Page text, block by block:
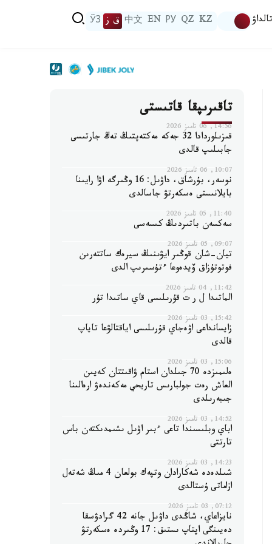
تالداۋ KZ
QZ
РУ
EN
中文 ق ز ЎЗ
تاقىرىپقا قاتىستى
14:56, 06 تامىز 2026
قىزىلوردادا 32 جەكە مەكتەپتىڭ تەڭ جارتىسى
جابىلىپ قالدى
10:07, 06 تامىز 2026
نوسەر، بۇرشاق، داۋىل: 16 وڭىرگە اۋا رايىنا
بايلانىستى ەسكەرتۋ جاسالدى
11:40, 05 تامىز 2026
سەكسەن باتىردىڭ كىسەسى
09:07, 05 تامىز 2026
تيان-شان قوڭىر ايۋىنىڭ سيرەك ساتتەرىن
فوتوتۇزاق ۆيدەوعا ءتۇسىرىپ الدى
11:42, 04 تامىز 2026
الماتىدا ل ر ت قۇرىلىسى قاي ساتىدا تۇر
15:42, 03 تامىز 2026
زايسانداعى اۋەجاي قۇرىلىسى اياقتالۋعا تاياپ
قالدى
15:06, 03 تامىز 2026
ەلىمىزدە 70 جىلدان استام ۋاقىتتان كەيىن
العاش رەت جولبارىس تاريحي مەكەندەۋ ارەالىنا
جىبەرىلدى
14:52, 03 تامىز 2026
اباي وبلىسىندا تاعى ءبىر اۋىل ىشىمدىكتەن باس
تارتتى
14:23, 03 تامىز 2026
شىلدەدە شەكارادان وتپەك بولعان 4 مىڭ شەتەل
ازاماتى ۇستالدى
07:12, 03 تامىز 2026
نايزاعاي، شاڭدى داۋىل جانە 42 گرادۋسقا
دەيىنگى اپتاپ ىستىق: 17 وڭىردە ەسكەرتۋ